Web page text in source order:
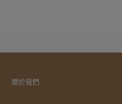
關於我們